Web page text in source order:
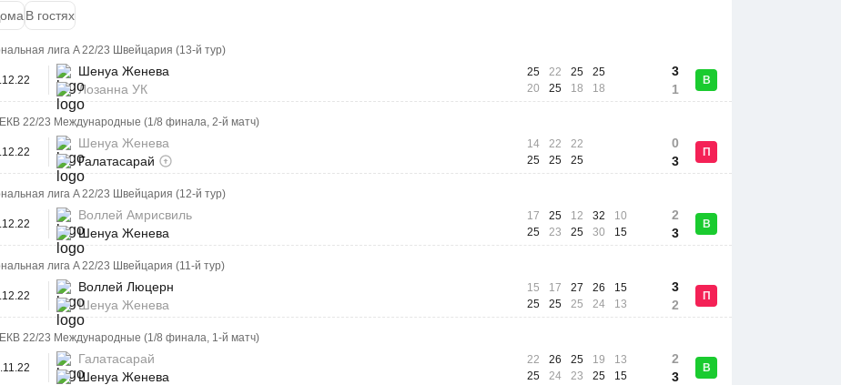
В гостях
лига A 22/23 Швейцария (13-й тур)
Шенуа Женева
Лозанна УК
25
20
22
25
25
18
25
18
3
1
В
ЕКВ 22/23 Международные (1/8 финала, 2-й матч)
Шенуа Женева
Галатасарай
14
25
22
25
22
25
0
3
П
лига A 22/23 Швейцария (12-й тур)
Воллей Амрисвиль
Шенуа Женева
17
25
25
23
12
25
32
30
10
15
2
3
В
лига A 22/23 Швейцария (11-й тур)
Воллей Люцерн
Шенуа Женева
15
25
17
25
27
25
26
24
15
13
3
2
П
ЕКВ 22/23 Международные (1/8 финала, 1-й матч)
Галатасарай
Шенуа Женева
22
25
26
24
25
23
19
25
13
15
2
3
В